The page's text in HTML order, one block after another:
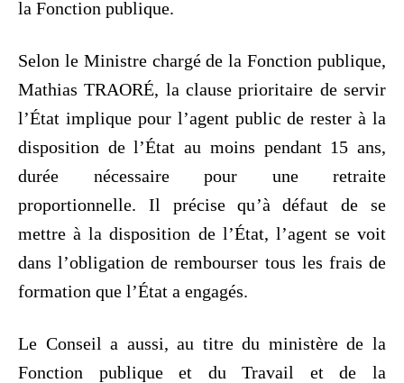
la Fonction publique.
Selon le Ministre chargé de la Fonction publique,
Mathias TRAORÉ, la clause prioritaire de servir
l’État implique pour l’agent public de rester à la
disposition de l’État au moins pendant 15 ans,
durée nécessaire pour une retraite
proportionnelle. Il précise qu’à défaut de se
mettre à la disposition de l’État, l’agent se voit
dans l’obligation de rembourser tous les frais de
formation que l’État a engagés.
Le Conseil a aussi, au titre du ministère de la
Fonction publique et du Travail et de la